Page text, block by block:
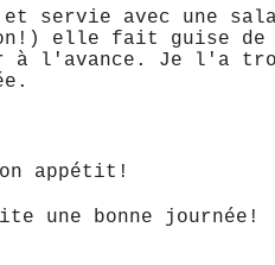
servie avec une
elle fait guise de
l'avance. Je l'a
appétit!
une bonne journée!